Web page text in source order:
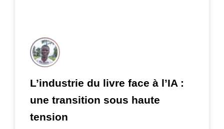
L’industrie du livre face à l’IA :
une transition sous haute
tension